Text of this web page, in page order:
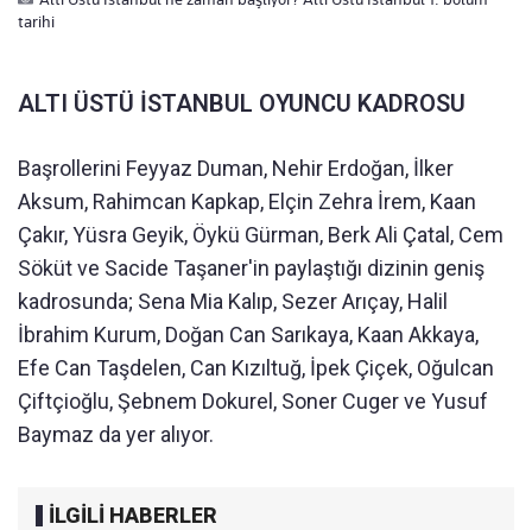
tarihi
ALTI ÜSTÜ İSTANBUL OYUNCU KADROSU
Başrollerini Feyyaz Duman, Nehir Erdoğan, İlker
Aksum, Rahimcan Kapkap, Elçin Zehra İrem, Kaan
Çakır, Yüsra Geyik, Öykü Gürman, Berk Ali Çatal, Cem
Söküt ve Sacide Taşaner'in paylaştığı dizinin geniş
kadrosunda; Sena Mia Kalıp, Sezer Arıçay, Halil
İbrahim Kurum, Doğan Can Sarıkaya, Kaan Akkaya,
Efe Can Taşdelen, Can Kızıltuğ, İpek Çiçek, Oğulcan
Çiftçioğlu, Şebnem Dokurel, Soner Cuger ve Yusuf
Baymaz da yer alıyor.
İLGİLİ HABERLER